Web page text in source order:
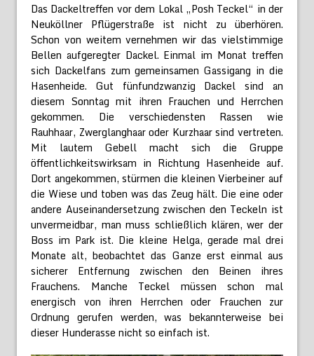
Das Dackeltreffen vor dem Lokal „Posh Teckel“ in der
Neuköllner Pflügerstraße ist nicht zu überhören.
Schon von weitem vernehmen wir das vielstimmige
Bellen aufgeregter Dackel. Einmal im Monat treffen
sich Dackelfans zum gemeinsamen Gassigang in die
Hasenheide. Gut fünfundzwanzig Dackel sind an
diesem Sonntag mit ihren Frauchen und Herrchen
gekommen. Die verschiedensten Rassen wie
Rauhhaar, Zwerglanghaar oder Kurzhaar sind vertreten.
Mit lautem Gebell macht sich die Gruppe
öffentlichkeitswirksam in Richtung Hasenheide auf.
Dort angekommen, stürmen die kleinen Vierbeiner auf
die Wiese und toben was das Zeug hält. Die eine oder
andere Auseinandersetzung zwischen den Teckeln ist
unvermeidbar, man muss schließlich klären, wer der
Boss im Park ist. Die kleine Helga, gerade mal drei
Monate alt, beobachtet das Ganze erst einmal aus
sicherer Entfernung zwischen den Beinen ihres
Frauchens. Manche Teckel müssen schon mal
energisch von ihren Herrchen oder Frauchen zur
Ordnung gerufen werden, was bekannterweise bei
dieser Hunderasse nicht so einfach ist.